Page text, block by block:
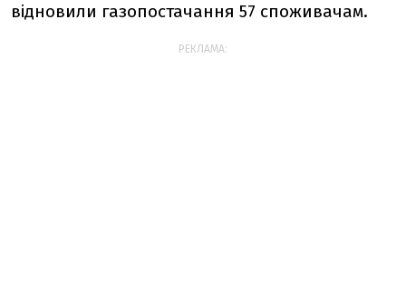
відновили газопостачання 57 споживачам.
РЕКЛАМА: